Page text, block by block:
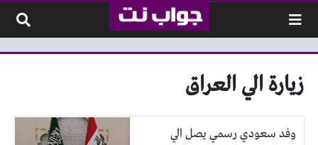
زيارة الي العراق
وفد سعودي رسمي يصل الي